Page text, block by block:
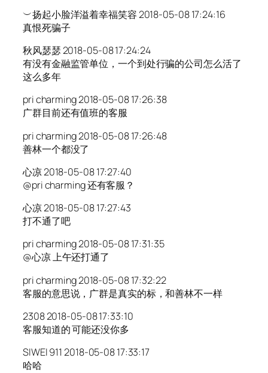
︶扬起小脸洋溢着幸福笑容 2018-05-08 17:24:16
真恨死骗子
秋风瑟瑟 2018-05-08 17:24:24
有没有金融监管单位，一个到处行骗的公司怎么活了
这么多年
pri charming 2018-05-08 17:26:38
广群目前还有值班的客服
pri charming 2018-05-08 17:26:48
善林一个都没了
心凉 2018-05-08 17:27:40
@pri charming 还有客服？
心凉 2018-05-08 17:27:43
打不通了吧
pri charming 2018-05-08 17:31:35
@心凉 上午还打通了
pri charming 2018-05-08 17:32:22
客服的意思说，广群是真实的标，和善林不一样
2308 2018-05-08 17:33:10
客服知道的 可能还没你多
SIWEI 911 2018-05-08 17:33:17
哈哈